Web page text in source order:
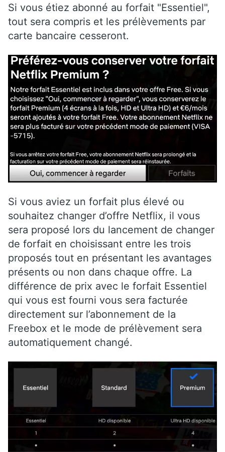
Si vous étiez abonné au forfait "Essentiel",
tout sera compris et les prélèvements par
carte bancaire cesseront.
Si vous aviez un forfait plus élevé ou
souhaitez changer d’offre Netflix, il vous
sera proposé lors du lancement de changer
de forfait en choisissant entre les trois
proposés tout en présentant les avantages
présents ou non dans chaque offre. La
différence de prix avec le forfait Essentiel
qui vous est fourni vous sera facturée
directement sur l’abonnement de la
Freebox et le mode de prélèvement sera
automatiquement changé.